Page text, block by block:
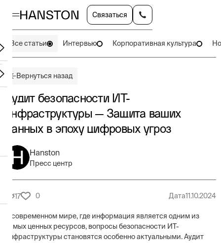
Связаться
Все статьи Интервью Корпоративная культура
Вернуться назад
Аудит безопасности ИТ-
инфраструктуры — Защита ваших
данных в эпоху цифровых угроз
Hanston
Пресс центр
17 0 Дата11.10.2024
В современном мире, где информация является одним из
самых ценных ресурсов, вопросы безопасности ИТ-
инфраструктуры становятся особенно актуальными. Аудит